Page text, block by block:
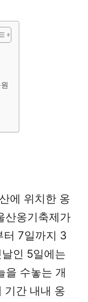
에 위치한 옹
산옹기축제가
터 7일까지 3
인 5일에는
을 수놓는 개
기간 내내 옹